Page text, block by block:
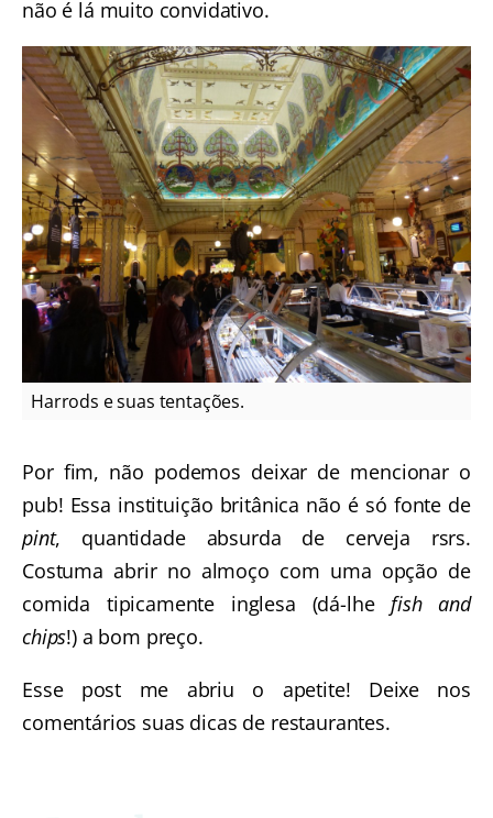
não é lá muito convidativo.
Harrods e suas tentações.
Por fim, não podemos deixar de mencionar o
pub! Essa instituição britânica não é só fonte de
pint, quantidade absurda de cerveja rsrs.
Costuma abrir no almoço com uma opção de
comida tipicamente inglesa (dá-lhefish and
chips!) a bom preço.
Esse post me abriu o apetite! Deixe nos
comentários suas dicas de restaurantes.